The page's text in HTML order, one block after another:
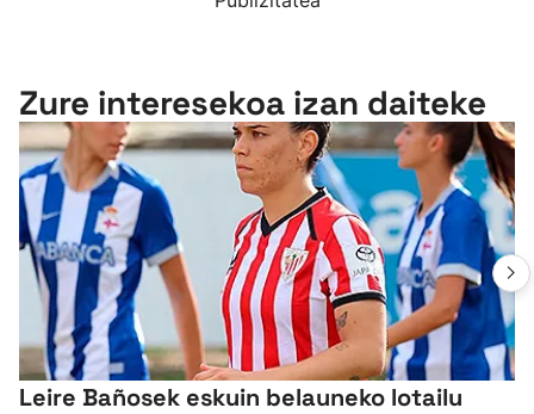
Zure interesekoa izan daiteke
Leire Bañosek eskuin belauneko lotailu